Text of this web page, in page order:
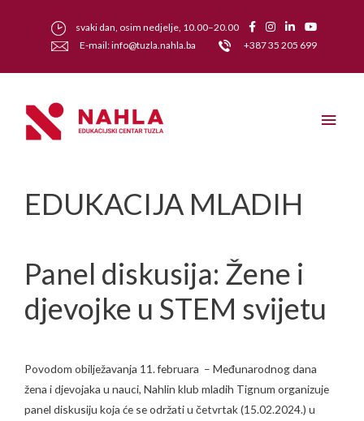
svaki dan, osim nedjelje, 10.00–20.00
E-mail: info@tuzla.nahla.ba
+387 35 205 699
EDUKACIJA MLADIH
Panel diskusija: Žene i
djevojke u STEM svijetu
Povodom obilježavanja 11. februara – Međunarodnog dana
žena i djevojaka u nauci, Nahlin klub mladih Tignum organizuje
panel diskusiju koja će se održati u četvrtak (15.02.2024.) u